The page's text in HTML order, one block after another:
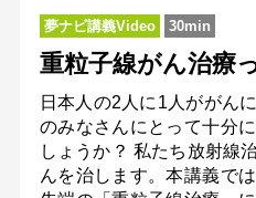
夢ナビ講義Video 30min
重粒子線がん治療
日本人の2人に1人ががん
のみなさんにとって十分
しょうか？ 私たち放射線
んを治します。本講義で